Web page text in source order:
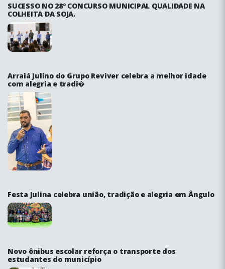
SUCESSO NO 28º CONCURSO MUNICIPAL QUALIDADE NA
COLHEITA DA SOJA.
Arraiá Julino do Grupo Reviver celebra a melhor idade
com alegria e tradi�
Festa Julina celebra união, tradição e alegria em Ângulo
Novo ônibus escolar reforça o transporte dos
estudantes do município